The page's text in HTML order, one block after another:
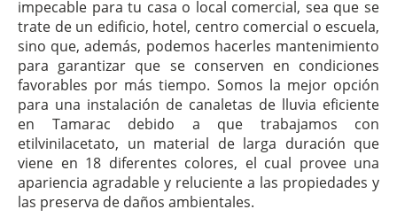
impecable para tu casa o local comercial, sea que se
trate de un edificio, hotel, centro comercial o escuela,
sino que, además, podemos hacerles mantenimiento
para garantizar que se conserven en condiciones
favorables por más tiempo. Somos la mejor opción
para una instalación de canaletas de lluvia eficiente
en Tamarac debido a que trabajamos con
etilvinilacetato, un material de larga duración que
viene en 18 diferentes colores, el cual provee una
apariencia agradable y reluciente a las propiedades y
las preserva de daños ambientales.